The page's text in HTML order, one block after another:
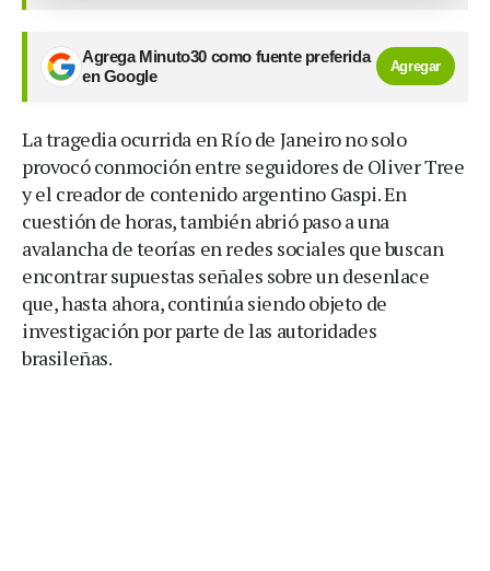
Agrega Minuto30 como fuente preferida
en Google
Agregar
La tragedia ocurrida en Río de Janeiro no solo
provocó conmoción entre seguidores de Oliver Tree
y el creador de contenido argentino Gaspi. En
cuestión de horas, también abrió paso a una
avalancha de teorías en redes sociales que buscan
encontrar supuestas señales sobre un desenlace
que, hasta ahora, continúa siendo objeto de
investigación por parte de las autoridades
brasileñas.